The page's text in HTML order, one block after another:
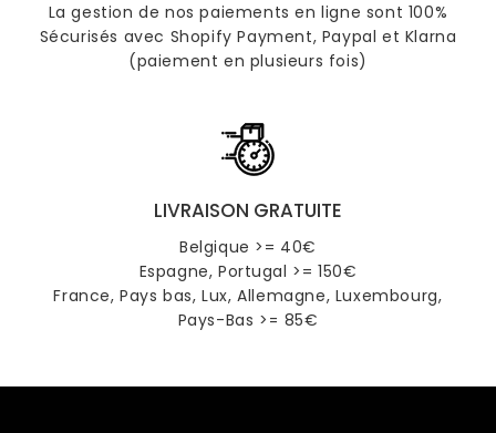
La gestion de nos paiements en ligne sont 100%
Sécurisés avec Shopify Payment, Paypal et Klarna
(paiement en plusieurs fois)
LIVRAISON GRATUITE
Belgique >= 40€
Espagne, Portugal >= 150€
France, Pays bas, Lux, Allemagne, Luxembourg,
Pays-Bas >= 85€